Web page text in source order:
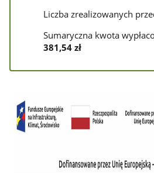
Liczba zrealizowanych
Sumaryczna kwota
381,54 zł